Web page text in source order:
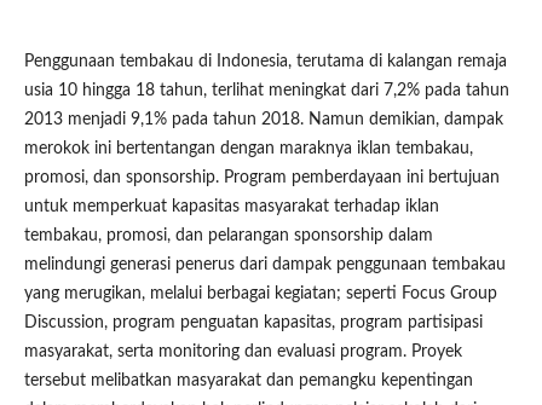
Penggunaan tembakau di Indonesia, terutama di kalangan remaja
usia 10 hingga 18 tahun, terlihat meningkat dari 7,2% pada tahun
2013 menjadi 9,1% pada tahun 2018. Namun demikian, dampak
merokok ini bertentangan dengan maraknya iklan tembakau,
promosi, dan sponsorship. Program pemberdayaan ini bertujuan
untuk memperkuat kapasitas masyarakat terhadap iklan
tembakau, promosi, dan pelarangan sponsorship dalam
melindungi generasi penerus dari dampak penggunaan tembakau
yang merugikan, melalui berbagai kegiatan; seperti Focus Group
Discussion, program penguatan kapasitas, program partisipasi
masyarakat, serta monitoring dan evaluasi program. Proyek
tersebut melibatkan masyarakat dan pemangku kepentingan